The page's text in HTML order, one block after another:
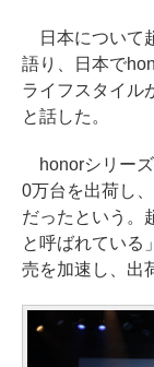
日本について
語り、日本で
ライフスタイル
と話した。
honorシリーズ
0万台を出荷し
だったという。
と呼ばれている
売を加速し、出